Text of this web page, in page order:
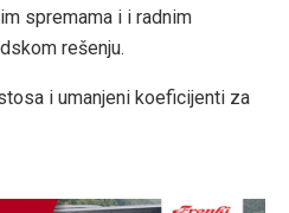
spremama i i radnim
rešenju.
i umanjeni koeficijenti za